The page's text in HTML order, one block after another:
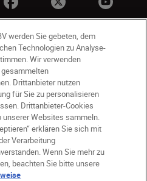
Nikon Stores
werden Sie gebeten, dem
Technologien zu Analyse-
Wir verwenden
Drittanbieter nutzen
für Sie zu personalisieren
Drittanbieter-Cookies
unserer Websites sammeln.
erklären Sie sich mit
Verarbeitung
Wenn Sie mehr zu
beachten Sie bitte unsere